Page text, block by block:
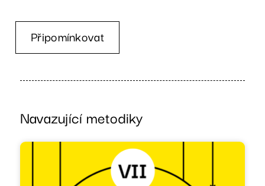
Připomínkovat
Navazující metodiky